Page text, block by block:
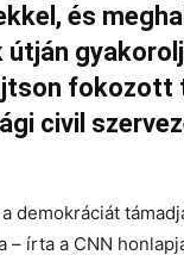
és
útján
fokozott
civil
demokráciát
– írta a CNN